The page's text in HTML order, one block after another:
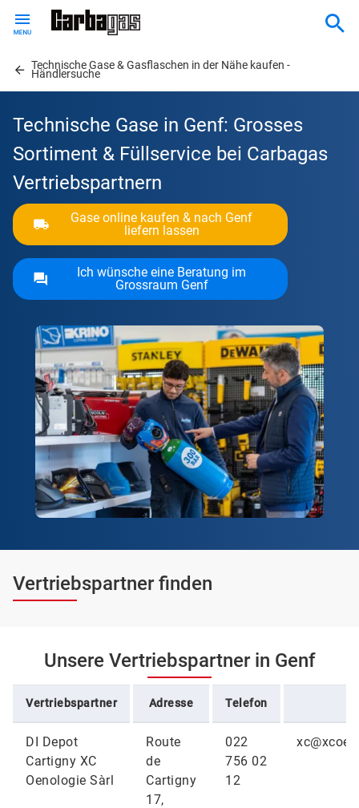
content
Technische Gase & Gasflaschen in der Nähe kaufen -
Händlersuche
Technische Gase in Genf: Grosses
Sortiment & Füllservice bei Carbagas
Vertriebspartnern
Gase online kaufen & nach Genf
liefern lassen
Ich wünsche eine Beratung im
Grossraum Genf
Vertriebspartner finden
Unsere Vertriebspartner in Genf
Vertriebspartner Adresse Telefon
DI Depot
Cartigny XC
Oenologie Sàrl
Route
de
Cartigny
17,
022
756 02
12